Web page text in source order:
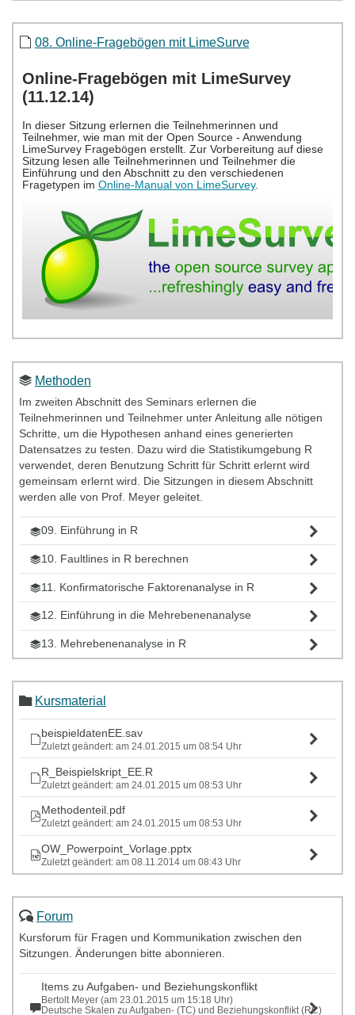
08. Online-Fragebögen mit LimeSurve
Methoden
Im zweiten Abschnitt des Seminars erlernen die
Teilnehmerinnen und Teilnehmer unter Anleitung alle nötigen
Schritte, um die Hypothesen anhand eines generierten
Datensatzes zu testen. Dazu wird die Statistikumgebung R
verwendet, deren Benutzung Schritt für Schritt erlernt wird
gemeinsam erlernt wird. Die Sitzungen in diesem Abschnitt
werden alle von Prof. Meyer geleitet.
09. Einführung in R
10. Faultlines in R berechnen
11. Konfirmatorische Faktorenanalyse in R
12. Einführung in die Mehrebenenanalyse
13. Mehrebenenanalyse in R
Kursmaterial
beispieldatenEE.sav
Zuletzt geändert: am 24.01.2015 um 08:54 Uhr
R_Beispielskript_EE.R
Zuletzt geändert: am 24.01.2015 um 08:53 Uhr
Methodenteil.pdf
Zuletzt geändert: am 24.01.2015 um 08:53 Uhr
OW_Powerpoint_Vorlage.pptx
Zuletzt geändert: am 08.11.2014 um 08:43 Uhr
Forum
Kursforum für Fragen und Kommunikation zwischen den
Sitzungen. Änderungen bitte abonnieren.
Items zu Aufgaben- und Beziehungskonflikt
Bertolt Meyer (am 23.01.2015 um 15:18 Uhr)
Deutsche Skalen zu Aufgaben- (TC) und Beziehungskonflikt (RC)